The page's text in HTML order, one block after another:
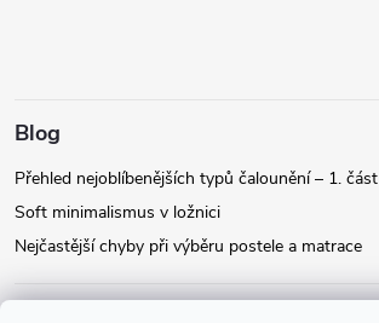
Blog
Přehled nejoblíbenějších typů čalounění – 1. část
Soft minimalismus v ložnici
Nejčastější chyby při výběru postele a matrace